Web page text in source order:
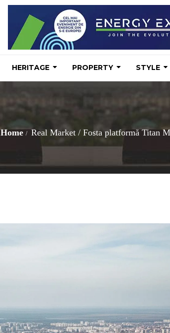
HERITAGE PROPERTY STYLE
Home Real Market / Fosta platformă Titan